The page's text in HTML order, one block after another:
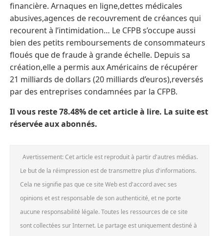
financière. Arnaques en ligne,dettes médicales
abusives,agences de recouvrement de créances qui
recourent à l’intimidation… Le CFPB s’occupe aussi
bien des petits remboursements de consommateurs
floués que de fraude à grande échelle. Depuis sa
création,elle a permis aux Américains de récupérer
21 milliards de dollars (20 milliards d’euros),reversés
par des entreprises condamnées par la CFPB.
Il vous reste 78.48% de cet article à lire. La suite est
réservée aux abonnés.
Avertissement: Cet article est reproduit à partir d'autres médias.
Le but de la réimpression est de transmettre plus d'informations.
Cela ne signifie pas que ce site Web est d'accord avec ses
opinions et est responsable de son authenticité, et ne porte
aucune responsabilité légale. Toutes les ressources de ce site
sont collectées sur Internet. Le partage est uniquement destiné à